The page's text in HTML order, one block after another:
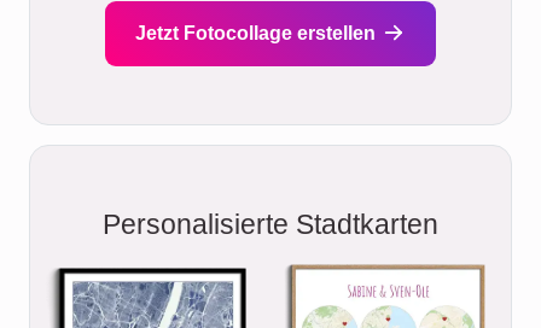
Jetzt Fotocollage erstellen
Personalisierte Stadtkarten